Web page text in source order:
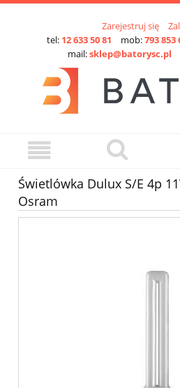
Zarejestruj się
tel: 12 633 50 81 mob:793 853
mail:sklep@batorysc.pl
Świetlówka Dulux S/E 4p
Osram